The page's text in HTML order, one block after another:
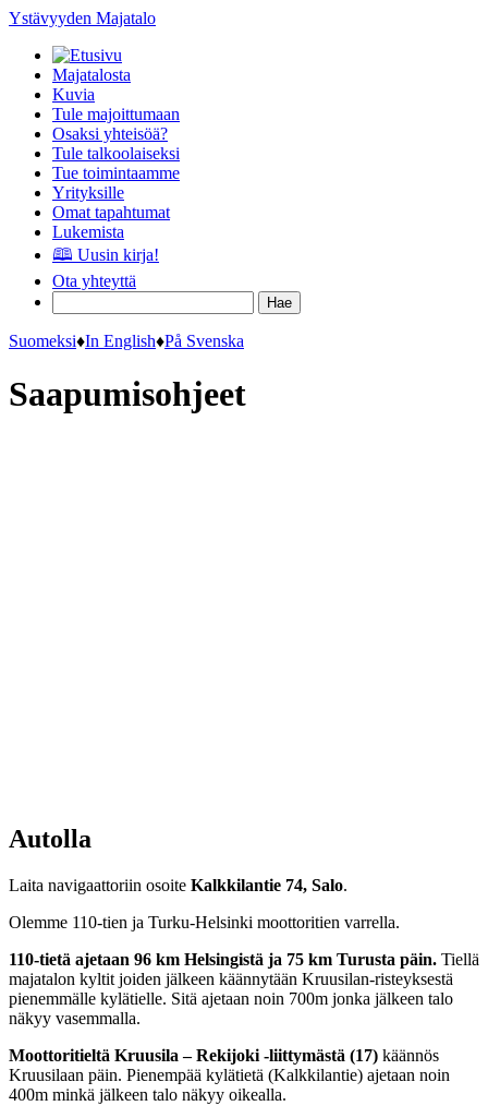
Ystävyyden Majatalo
Majatalosta
Kuvia
Tule majoittumaan
Osaksi yhteisöä?
Tule talkoolaiseksi
Tue toimintaamme
Yrityksille
Omat tapahtumat
Lukemista
🕮 Uusin kirja!
Ota yhteyttä
Suomeksi♦In English♦På Svenska
Saapumisohjeet
Autolla
Laita navigaattoriin osoite Kalkkilantie 74, Salo.
Olemme 110-tien ja Turku-Helsinki moottoritien varrella.
110-tietä ajetaan 96 km Helsingistä ja 75 km Turusta päin. Tiellä
majatalon kyltit joiden jälkeen käännytään Kruusilan-risteyksestä
pienemmälle kylätielle. Sitä ajetaan noin 700m jonka jälkeen talo
näkyy vasemmalla.
Moottoritieltä Kruusila – Rekijoki -liittymästä (17) käännös
Kruusilaan päin. Pienempää kylätietä (Kalkkilantie) ajetaan noin
400m minkä jälkeen talo näkyy oikealla.